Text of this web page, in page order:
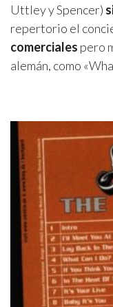
Uttley y Spencer)
repertorio el
comerciales pero
alemán, como